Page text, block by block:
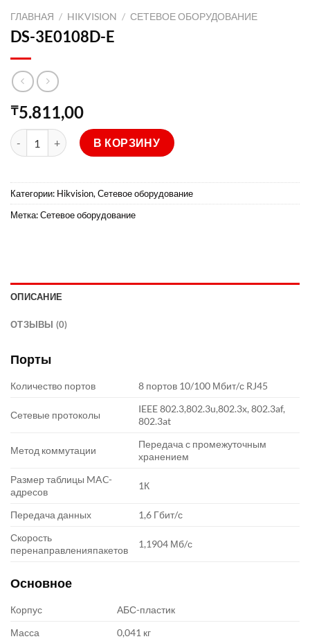
ГЛАВНАЯ / HIKVISION / СЕТЕВОЕ ОБОРУДОВАНИЕ
DS-3E0108D-E
₸5.811,00
Количество товара DS-3E0108D-E
В КОРЗИНУ
Категории: Hikvision, Сетевое оборудование
Метка:Сетевое оборудование
ОПИСАНИЕ
ОТЗЫВЫ (0)
Порты
Количество портов 8 портов 10/100 Мбит/с RJ45
Сетевые протоколы
IEEE 802.3,802.3u,802.3x, 802.3af,
802.3at
Метод коммутации
Передача с промежуточным
хранением
Размер таблицы MAC-
адресов
1К
Передача данных
1,6 Гбит/с
Скорость
перенаправленияпакетов
1,1904 Мб/с
Основное
Корпус
АБС-пластик
Масса
0,041 кг